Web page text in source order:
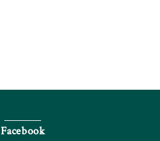
Facebook